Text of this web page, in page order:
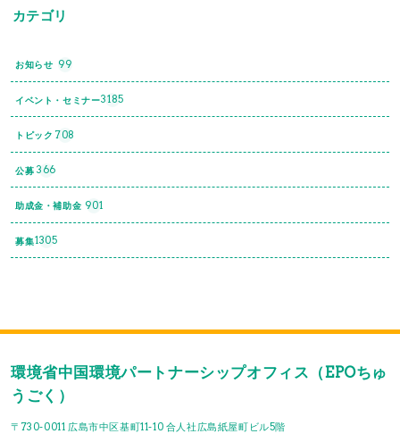
カテゴリ
お知らせ 99
イベント・セミナー3185
トピック 708
公募 366
助成金・補助金 901
募集1305
環境省中国環境パートナーシップオフィス（EPOちゅ
うごく）
〒730-0011 広島市中区基町11-10 合人社広島紙屋町ビル5階